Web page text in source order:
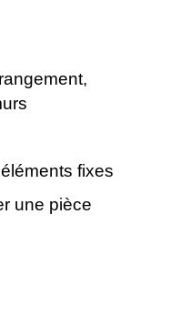
fixes
une pièce